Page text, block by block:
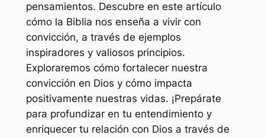
pensamientos. Descubre en este artículo
cómo la Biblia nos enseña a vivir con
convicción, a través de ejemplos
inspiradores y valiosos principios.
Exploraremos cómo fortalecer nuestra
convicción en Dios y cómo impacta
positivamente nuestras vidas. ¡Prepárate
para profundizar en tu entendimiento y
enriquecer tu relación con Dios a través de